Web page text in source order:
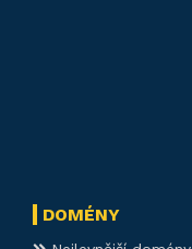
DOMÉNY